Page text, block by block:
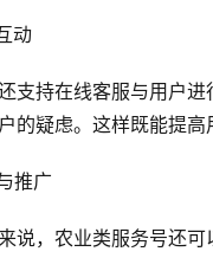
动
支持在线客服与用户
的疑虑。这样既能提高
推广
说，农业类服务号还